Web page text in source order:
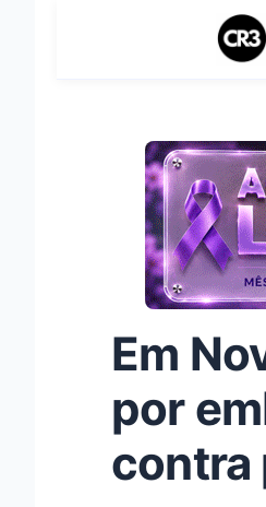
Em
por
contra